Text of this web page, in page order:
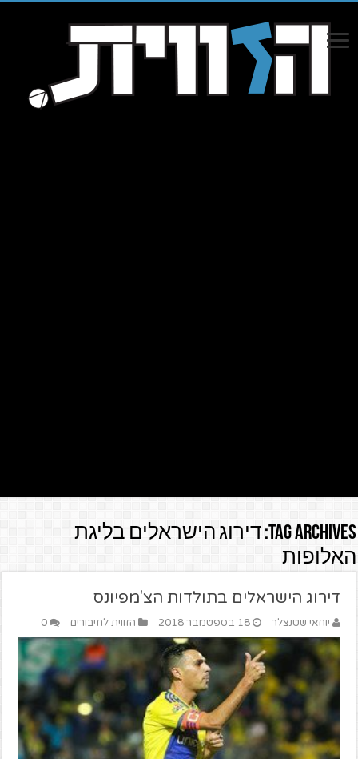
Tag Archives: דירוג הישראלים בליגת
האלופות
דירוג הישראלים בתולדות הצ'מפיונס
יוחאי שטנצלר 18 בספטמבר 2018 הזווית לחיבורים 0